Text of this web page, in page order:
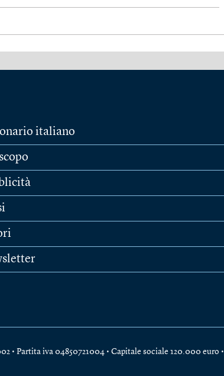
italiano
• Partita iva 04850721004 • Capitale sociale 120.000 euro •